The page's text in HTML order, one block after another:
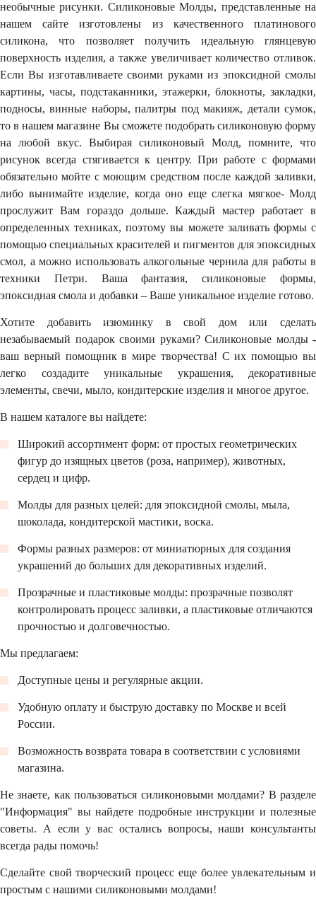
необычные рисунки. Силиконовые Молды, представленные на
нашем сайте изготовлены из качественного платинового
силикона, что позволяет получить идеальную глянцевую
поверхность изделия, а также увеличивает количество отливок.
Если Вы изготавливаете своими руками из эпоксидной смолы
картины, часы, подстаканники, этажерки, блокноты, закладки,
подносы, винные наборы, палитры под макияж, детали сумок,
то в нашем магазине Вы сможете подобрать силиконовую форму
на любой вкус. Выбирая силиконовый Молд, помните, что
рисунок всегда стягивается к центру. При работе с формами
обязательно мойте с моющим средством после каждой заливки,
либо вынимайте изделие, когда оно еще слегка мягкое- Молд
прослужит Вам гораздо дольше. Каждый мастер работает в
определенных техниках, поэтому вы можете заливать формы с
помощью специальных красителей и пигментов для эпоксидных
смол, а можно использовать алкогольные чернила для работы в
техники Петри. Ваша фантазия, силиконовые формы,
эпоксидная смола и добавки – Ваше уникальное изделие готово.
Хотите добавить изюминку в свой дом или сделать
незабываемый подарок своими руками? Силиконовые молды -
ваш верный помощник в мире творчества! С их помощью вы
легко создадите уникальные украшения, декоративные
элементы, свечи, мыло, кондитерские изделия и многое другое.
В нашем каталоге вы найдете:
Широкий ассортимент форм: от простых геометрических
фигур до изящных цветов (роза, например), животных,
сердец и цифр.
Молды для разных целей: для эпоксидной смолы, мыла,
шоколада, кондитерской мастики, воска.
Формы разных размеров: от миниатюрных для создания
украшений до больших для декоративных изделий.
Прозрачные и пластиковые молды: прозрачные позволят
контролировать процесс заливки, а пластиковые отличаются
прочностью и долговечностью.
Мы предлагаем:
Доступные цены и регулярные акции.
Удобную оплату и быструю доставку по Москве и всей
России.
Возможность возврата товара в соответствии с условиями
магазина.
Не знаете, как пользоваться силиконовыми молдами? В разделе
"Информация" вы найдете подробные инструкции и полезные
советы. А если у вас остались вопросы, наши консультанты
всегда рады помочь!
Сделайте свой творческий процесс еще более увлекательным и
простым с нашими силиконовыми молдами!